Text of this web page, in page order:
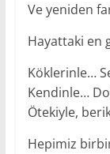
Ve yeniden
Hayattaki en
Köklerinle…
Kendinle…
Ötekiyle,
Hepimiz